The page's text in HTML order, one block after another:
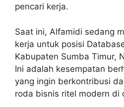
pencari kerja.
Saat ini, Alfamidi sedang
kerja untuk posisi
Kabupaten Sumba Timur,
Ini adalah kesempatan
yang ingin berkontribusi
roda bisnis ritel modern di